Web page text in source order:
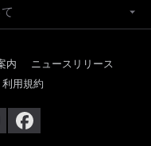
内
ニュースリリース
用規約